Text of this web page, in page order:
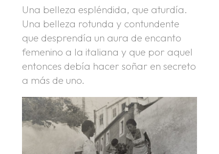
Una belleza espléndida, que aturdía.
Una belleza rotunda y contundente
que desprendía un aura de encanto
femenino a la italiana y que por aquel
entonces debía hacer soñar en secreto
a más de uno.